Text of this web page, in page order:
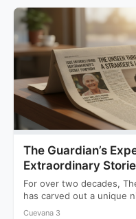
The Guardian’s
Extraordinary
For over two decades,
has carved out a unique
readers…
Cuevana 3